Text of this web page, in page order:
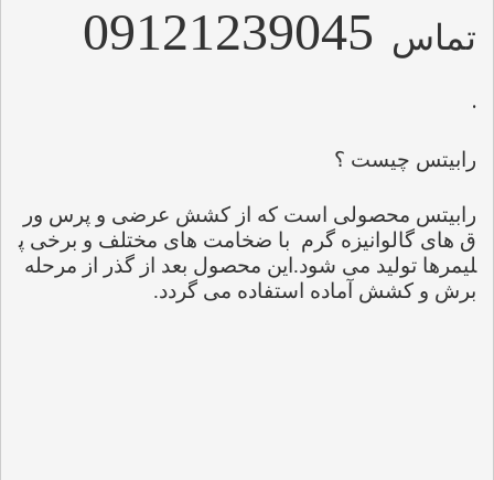
تماس 09121239045
.
رابیتس چیست ؟
رابیتس محصولی است که از کشش عرضی و پرس ور
ق های گالوانیزه گرم  با ضخامت های مختلف و برخی پ
برش و کشش آماده استفاده می گردد.